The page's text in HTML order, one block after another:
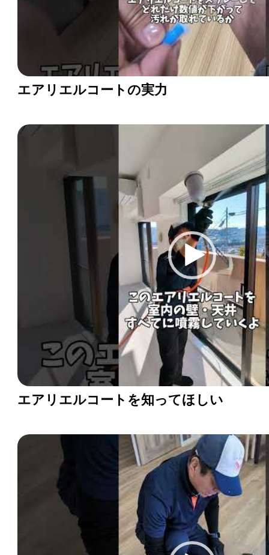
エアリエルコートの実力
エアリエルコートを知ってほしい